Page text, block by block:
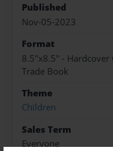
Published
Nov-05-2023
Format
8.5"x8.5" -
Trade Book
Theme
Children
Sales Term
Everyone